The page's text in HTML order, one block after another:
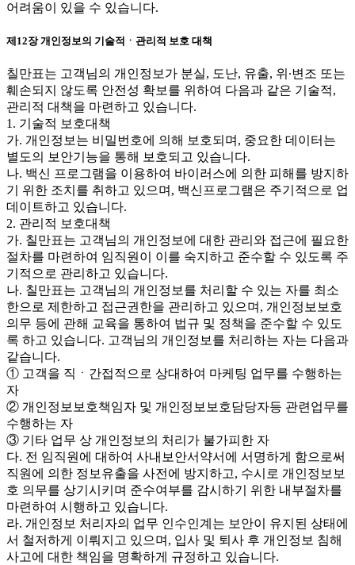
어려움이 있을 수 있습니다.
제12장 개인정보의 기술적ㆍ관리적 보호 대책
칠만표는 고객님의 개인정보가 분실, 도난, 유출, 위∙변조 또는
훼손되지 않도록 안전성 확보를 위하여 다음과 같은 기술적,
관리적 대책을 마련하고 있습니다.
1. 기술적 보호대책
가. 개인정보는 비밀번호에 의해 보호되며, 중요한 데이터는
별도의 보안기능을 통해 보호되고 있습니다.
나. 백신 프로그램을 이용하여 바이러스에 의한 피해를 방지하
기 위한 조치를 취하고 있으며, 백신프로그램은 주기적으로 업
데이트하고 있습니다.
2. 관리적 보호대책
가. 칠만표는 고객님의 개인정보에 대한 관리와 접근에 필요한
절차를 마련하여 임직원이 이를 숙지하고 준수할 수 있도록 주
기적으로 관리하고 있습니다.
나. 칠만표는 고객님의 개인정보를 처리할 수 있는 자를 최소
한으로 제한하고 접근권한을 관리하고 있으며, 개인정보보호
의무 등에 관해 교육을 통하여 법규 및 정책을 준수할 수 있도
록 하고 있습니다. 고객님의 개인정보를 처리하는 자는 다음과
같습니다.
① 고객을 직ㆍ간접적으로 상대하여 마케팅 업무를 수행하는
자
② 개인정보보호책임자 및 개인정보보호담당자등 관련업무를
수행하는 자
③ 기타 업무 상 개인정보의 처리가 불가피한 자
다. 전 임직원에 대하여 사내보안서약서에 서명하게 함으로써
직원에 의한 정보유출을 사전에 방지하고, 수시로 개인정보보
호 의무를 상기시키며 준수여부를 감시하기 위한 내부절차를
마련하여 시행하고 있습니다.
라. 개인정보 처리자의 업무 인수인계는 보안이 유지된 상태에
서 철저하게 이뤄지고 있으며, 입사 및 퇴사 후 개인정보 침해
사고에 대한 책임을 명확하게 규정하고 있습니다.